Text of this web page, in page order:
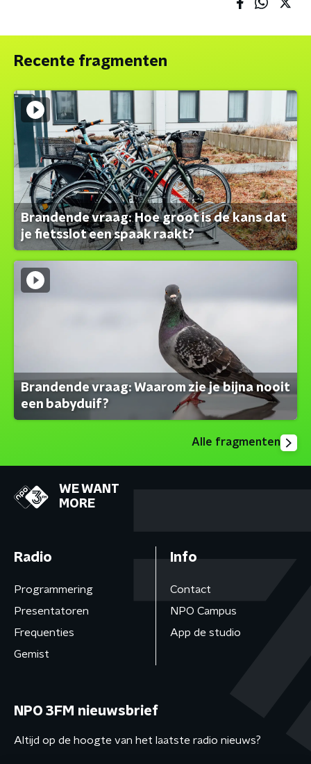
Recente fragmenten
Brandende vraag: Hoe groot is de kans dat
je fietsslot een spaak raakt?
Brandende vraag: Waarom zie je bijna nooit
een babyduif?
Alle fragmenten
WE WANT
MORE
Radio
Programmering
Presentatoren
Frequenties
Gemist
Info
Contact
NPO Campus
App de studio
NPO 3FM nieuwsbrief
Altijd op de hoogte van het laatste radio nieuws?